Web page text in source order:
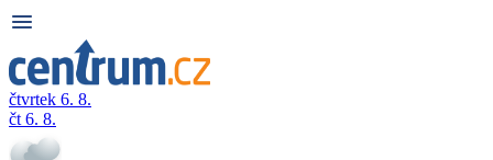
čtvrtek 6. 8.
čt 6. 8.